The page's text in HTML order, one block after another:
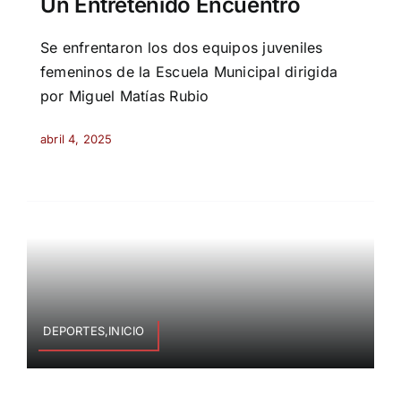
Un Entretenido Encuentro
Se enfrentaron los dos equipos juveniles
femeninos de la Escuela Municipal dirigida
por Miguel Matías Rubio
abril 4, 2025
DEPORTES,INICIO